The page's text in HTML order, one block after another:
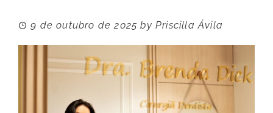
9 de outubro de 2025 byPriscilla Ávila